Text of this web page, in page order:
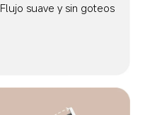
Flujo suave y sin goteos